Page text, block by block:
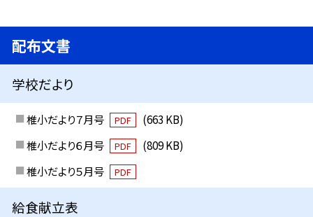
配布文書
学校だより
椎小だより７月号 PDF
(663 KB)
椎小だより６月号
PDF
(809 KB)
椎小だより５月号
PDF
給食献立表